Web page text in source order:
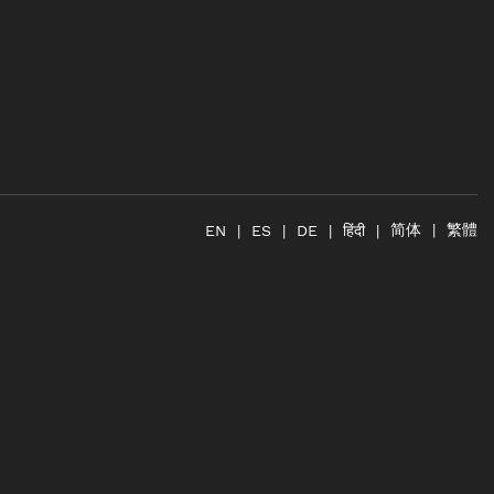
EN ES DE हिंदी 简体 繁體